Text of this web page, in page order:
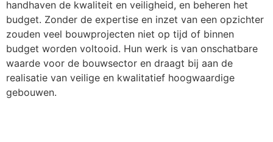
handhaven de kwaliteit en veiligheid, en beheren het
budget. Zonder de expertise en inzet van een opzichter
zouden veel bouwprojecten niet op tijd of binnen
budget worden voltooid. Hun werk is van onschatbare
waarde voor de bouwsector en draagt bij aan de
realisatie van veilige en kwalitatief hoogwaardige
gebouwen.